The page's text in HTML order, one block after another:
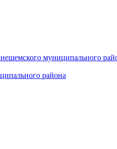
муниципального
района